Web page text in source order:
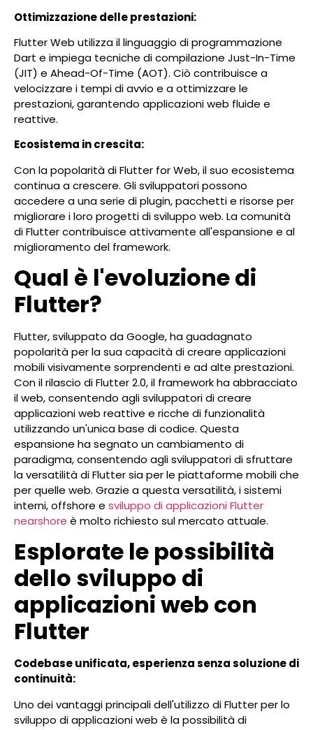
Ottimizzazione delle prestazioni:
Flutter Web utilizza il linguaggio di programmazione
Dart e impiega tecniche di compilazione Just-In-Time
(JIT) e Ahead-Of-Time (AOT). Ciò contribuisce a
velocizzare i tempi di avvio e a ottimizzare le
prestazioni, garantendo applicazioni web fluide e
reattive.
Ecosistema in crescita:
Con la popolarità di Flutter for Web, il suo ecosistema
continua a crescere. Gli sviluppatori possono
accedere a una serie di plugin, pacchetti e risorse per
migliorare i loro progetti di sviluppo web. La comunità
di Flutter contribuisce attivamente all'espansione e al
miglioramento del framework.
Qual è l'evoluzione di
Flutter?
Flutter, sviluppato da Google, ha guadagnato
popolarità per la sua capacità di creare applicazioni
mobili visivamente sorprendenti e ad alte prestazioni.
Con il rilascio di Flutter 2.0, il framework ha abbracciato
il web, consentendo agli sviluppatori di creare
applicazioni web reattive e ricche di funzionalità
utilizzando un'unica base di codice. Questa
espansione ha segnato un cambiamento di
paradigma, consentendo agli sviluppatori di sfruttare
la versatilità di Flutter sia per le piattaforme mobili che
per quelle web. Grazie a questa versatilità, i sistemi
interni, offshore e sviluppo di applicazioni Flutter
nearshore è molto richiesto sul mercato attuale.
Esplorate le possibilità
dello sviluppo di
applicazioni web con
Flutter
Codebase unificata, esperienza senza soluzione di
continuità:
Uno dei vantaggi principali dell'utilizzo di Flutter per lo
sviluppo di applicazioni web è la possibilità di